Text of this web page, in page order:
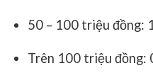
50 – 100 triệu đồng:
Trên 100 triệu đồng: